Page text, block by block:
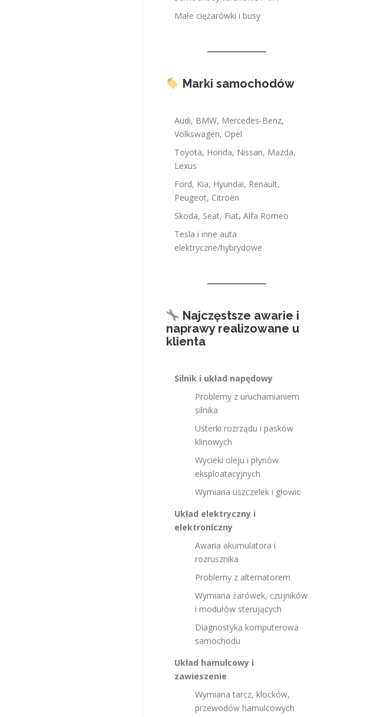
Małe ciężarówki i busy
Marki samochodów
Audi, BMW, Mercedes-Benz,
Volkswagen, Opel
Toyota, Honda, Nissan, Mazda,
Lexus
Ford, Kia, Hyundai, Renault,
Peugeot, Citroën
Skoda, Seat, Fiat, Alfa Romeo
Tesla i inne auta
elektryczne/hybrydowe
Najczęstsze awarie i
naprawy realizowane u
klienta
Silnik i układ napędowy
Problemy z uruchamianiem
silnika
Usterki rozrządu i pasków
klinowych
Wycieki oleju i płynów
eksploatacyjnych
Wymiana uszczelek i głowic
Układ elektryczny i
elektroniczny
Awaria akumulatora i
rozrusznika
Problemy z alternatorem
Wymiana żarówek, czujników
i modułów sterujących
Diagnostyka komputerowa
samochodu
Układ hamulcowy i
zawieszenie
Wymiana tarcz, klocków,
przewodów hamulcowych